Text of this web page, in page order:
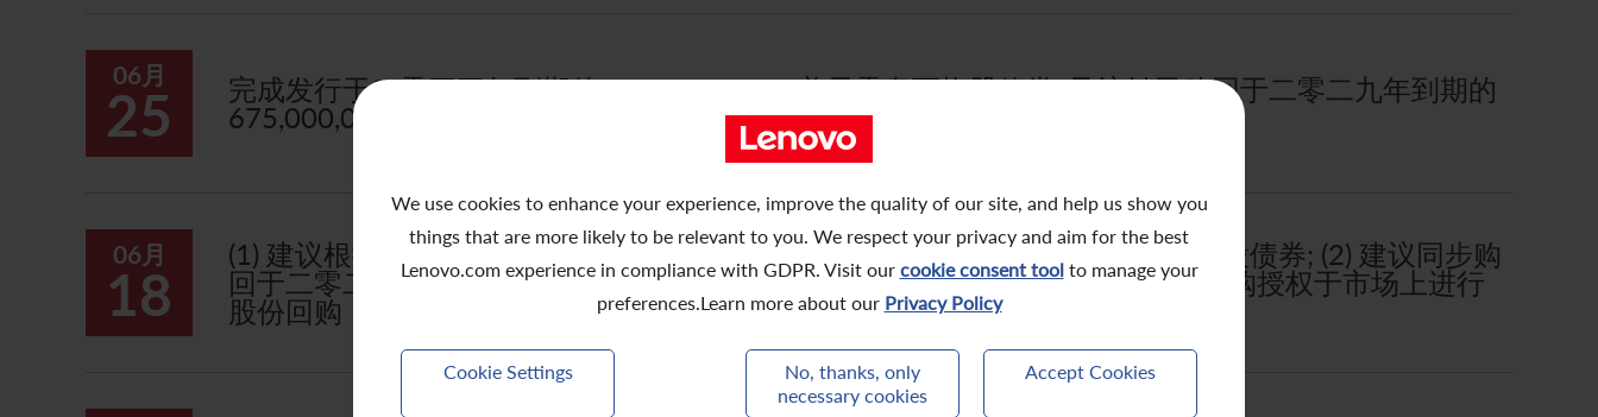
We use cookies to enhance your experience, improve the quality of our site, and help us show you
things that are more likely to be relevant to you. We respect your privacy and aim for the best
Lenovo.com experience in compliance with GDPR. Visit our cookie consent toolto manage your
preferences.Learn more about our Privacy Policy
Cookie Settings
No, thanks, only
necessary cookies
Accept Cookies
06月
25
完成发行于二零三三年到期的 2,000,000,000 美元零息可换股债券; 及注销已购回于二零二九年到期的
675,000,000 美元 2.50%可换股债券
06月
18
(1) 建议根据股份发行授权发行于二零三三年到期的2,000,000,000美元零息可换股债券; (2) 建议同步购
回于二零二九年到期的675,000,000美元2.50%可换股债券;及(3) 有意根据股份回购授权于市场上进行
股份回购